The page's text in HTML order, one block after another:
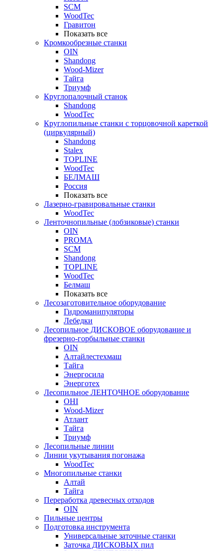
SCM
WoodTec
Гравитон
Показать все
Кромкообрезные станки
OIN
Shandong
Wood-Mizer
Тайга
Триумф
Круглопалочный станок
Shandong
WoodTec
Круглопильные станки с торцовочной кареткой
(циркулярный)
Shandong
Stalex
TOPLINE
WoodTec
БЕЛМАШ
Россия
Показать все
Лазерно-гравировальные станки
WoodTec
Ленточнопильные (лобзиковые) станки
OIN
PROMA
SCM
Shandong
TOPLINE
WoodTec
Белмаш
Показать все
Лесозаготовительное оборудование
Гидроманипуляторы
Лебедки
Лесопильное ДИСКОВОЕ оборудование и
фрезерно-горбыльные станки
OIN
Алтайлестехмаш
Тайга
Энергосила
Энерготех
Лесопильное ЛЕНТОЧНОЕ оборудование
OHI
Wood-Mizer
Атлант
Тайга
Триумф
Лесопильные линии
Линии укутывания погонажа
WoodTec
Многопильные станки
Алтай
Тайга
Переработка древесных отходов
OIN
Пильные центры
Подготовка инструмента
Универсальные заточные станки
Заточка ДИСКОВЫХ пил